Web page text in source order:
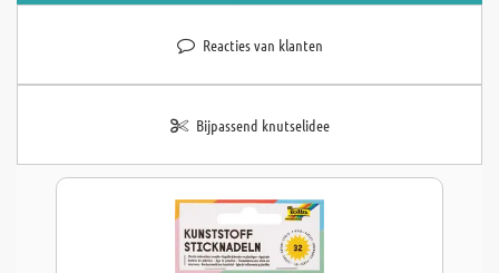
Reacties van klanten
Bijpassend knutselidee